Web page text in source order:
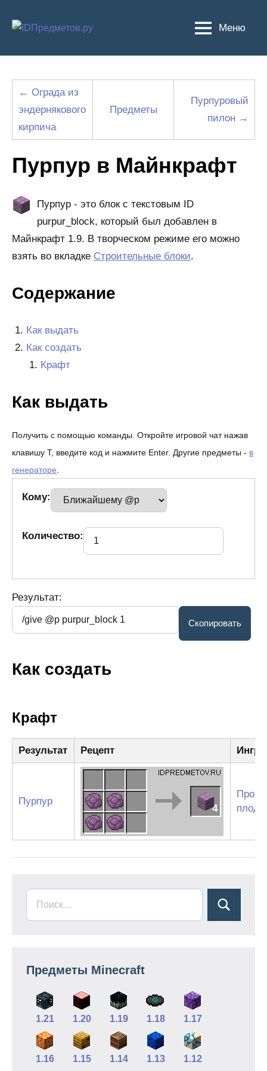
Меню
← Ограда из
эндернякового
кирпича
Предметы
Пурпуровый
пилон →
Пурпур в Майнкрафт
Пурпур - это блок с текстовым ID
purpur_block, который был добавлен в
Майнкрафт 1.9. В творческом режиме его можно
взять во вкладке Строительные блоки.
Содержание
Как выдать
Как создать
Крафт
Как выдать
Получить с помощью команды. Откройте игровой чат нажав
клавишу T, введите код и нажмите Enter. Другие предметы - в
генераторе.
Кому:
Количество:
Результат:
Как создать
Крафт
Результат Рецепт
Пурпур
4
плод
Предметы Minecraft
1.21 1.20 1.19 1.18 1.17
1.16 1.15 1.14 1.13 1.12